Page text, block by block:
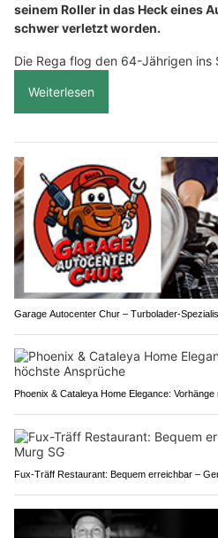
seinem Roller in das Heck eines
schwer verletzt worden.
Die Rega flog den 64-Jährigen ins
Weiterlesen
Garage Autocenter Chur – Turbolader-
Phoenix & Cataleya Home Elegance:
Fux-Träff Restaurant: Bequem erreichbar –